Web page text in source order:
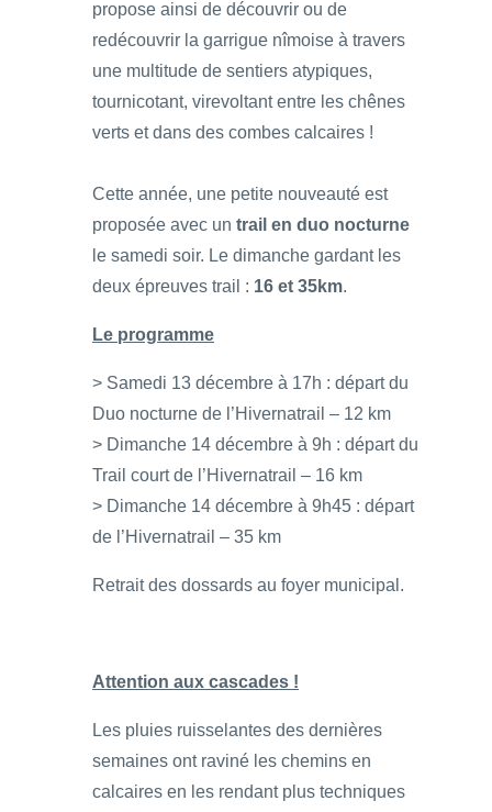
propose ainsi de découvrir ou de
redécouvrir la garrigue nîmoise à travers
une multitude de sentiers atypiques,
tournicotant, virevoltant entre les chênes
verts et dans des combes calcaires !
Cette année, une petite nouveauté est
proposée avec un trail en duo nocturne
le samedi soir. Le dimanche gardant les
deux épreuves trail : 16 et 35km.
Le programme
> Samedi 13 décembre à 17h : départ du
Duo nocturne de l’Hivernatrail – 12 km
> Dimanche 14 décembre à 9h : départ du
Trail court de l’Hivernatrail – 16 km
> Dimanche 14 décembre à 9h45 : départ
de l’Hivernatrail – 35 km
Retrait des dossards au foyer municipal.
Attention aux cascades !
Les pluies ruisselantes des dernières
semaines ont raviné les chemins en
calcaires en les rendant plus techniques